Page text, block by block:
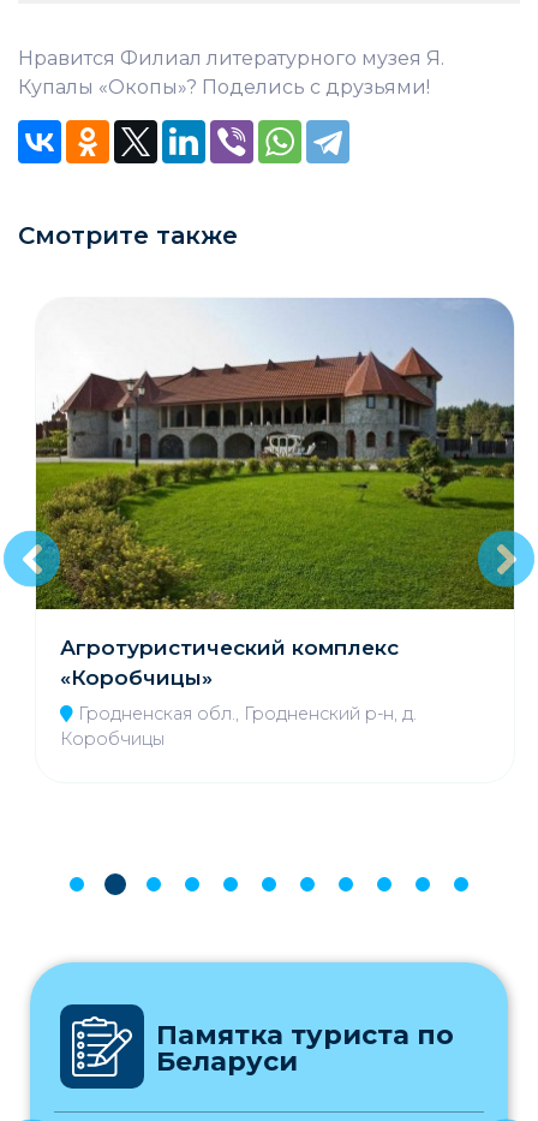
Нравится Филиал литературного музея Я.
Купалы «Окопы»? Поделись с друзьями!
Смотрите также
Агротуристический комплекс
«Коробчицы»
Гродненская обл., Гродненский р-н, д.
Коробчицы
Памятка туриста по
Беларуси